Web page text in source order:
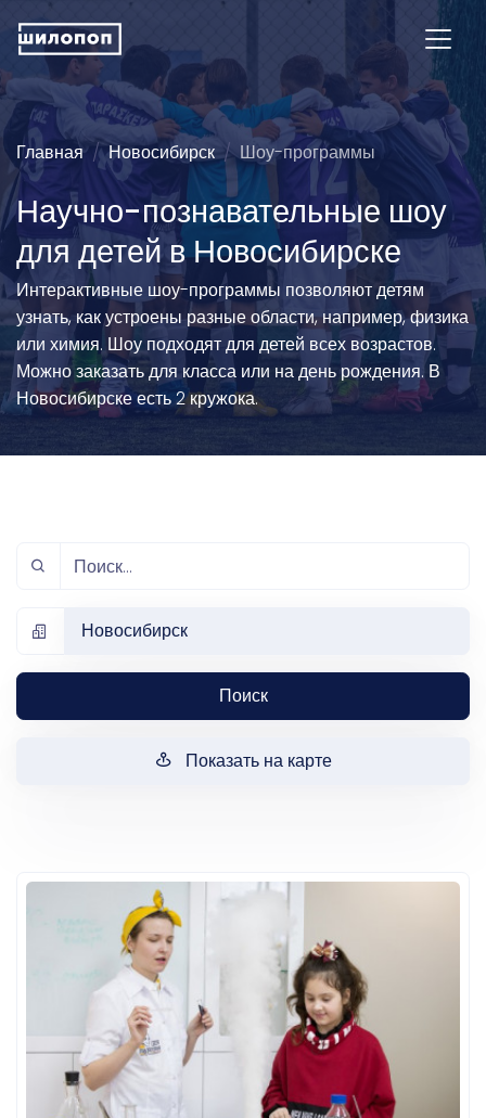
Главная Новосибирск Шоу-программы
Научно-познавательные шоу
для детей в Новосибирске
Интерактивные шоу-программы позволяют детям
узнать, как устроены разные области, например, физика
или химия. Шоу подходят для детей всех возрастов.
Можно заказать для класса или на день рождения. В
Новосибирске есть 2 кружока.
Новосибирск
Поиск
Показать на карте